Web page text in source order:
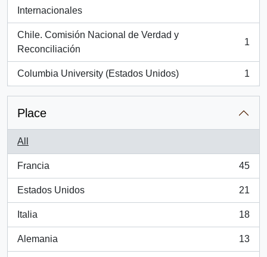
Internacionales
, 1 results
Chile. Comisión Nacional de Verdad y
Reconciliación
, 1 results
1
Columbia University (Estados Unidos)
, 1 results
1
Place
All
Francia
, 45 results
45
Estados Unidos
, 21 results
21
Italia
, 18 results
18
Alemania
, 13 results
13